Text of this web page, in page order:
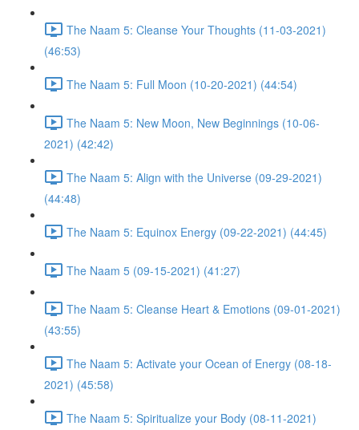
The Naam 5: Cleanse Your Thoughts (11-03-2021)
(46:53)
The Naam 5: Full Moon (10-20-2021) (44:54)
The Naam 5: New Moon, New Beginnings (10-06-
2021) (42:42)
The Naam 5: Align with the Universe (09-29-2021)
(44:48)
The Naam 5: Equinox Energy (09-22-2021) (44:45)
The Naam 5 (09-15-2021) (41:27)
The Naam 5: Cleanse Heart & Emotions (09-01-2021)
(43:55)
The Naam 5: Activate your Ocean of Energy (08-18-
2021) (45:58)
The Naam 5: Spiritualize your Body (08-11-2021)